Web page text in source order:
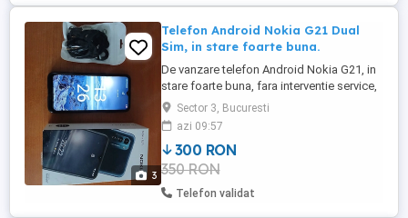
3
Telefon Android Nokia G21 Dual
Sim, in stare foarte buna.
De vanzare telefon Android Nokia G21, in
stare foarte buna, fara interventie service,
cu cutia originala, incarcator, are folie si
husa, bonus un snur de atarnat de gat.
Dimensiuni:6,5 in Caracteristici:Rată de
reîncărcare de 90 Hz și rată adaptivă de
eșantionare la atingere (funcționează
numai în aplicațiile ...
Sector 3, Bucuresti
azi 09:57
300 RON
350 RON
Telefon validat